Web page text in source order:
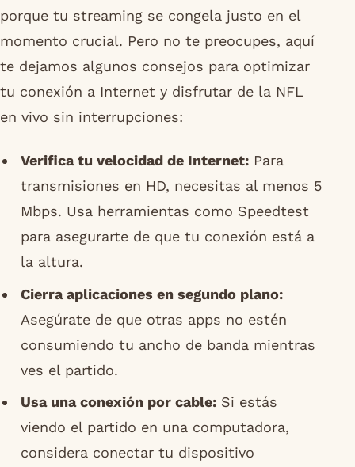
porque tu streaming se congela justo en el
momento crucial. Pero no te preocupes, aquí
te dejamos algunos consejos para optimizar
tu conexión a Internet y disfrutar de la NFL
en vivo sin interrupciones:
Verifica tu velocidad de Internet:Para
transmisiones en HD, necesitas al menos 5
Mbps. Usa herramientas como Speedtest
para asegurarte de que tu conexión está a
la altura.
Cierra aplicaciones en segundo plano:
Asegúrate de que otras apps no estén
consumiendo tu ancho de banda mientras
ves el partido.
Usa una conexión por cable:Si estás
viendo el partido en una computadora,
considera conectar tu dispositivo